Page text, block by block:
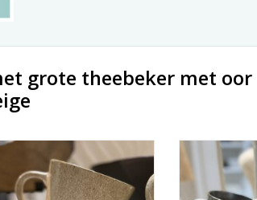
grote theebeker met oor
set van 4 XL mokken met
oor.
AAN WINKELWAGEN
Mooie set
TOEVOEGEN